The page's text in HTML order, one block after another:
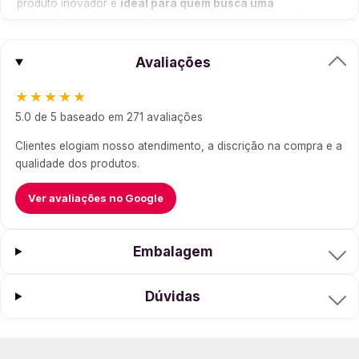
produto inovador é ideal para quem busca uma
Mais Detalhes
Desenhado para proporcionar uma estimulação
altíssima qualidade, proporcionando um toque
aveludado
. Com diversas texturas para você escolher —
SILKY, STEPPER, TWISTER, SPIDER, CLICKER e WAVY —
cada uso se transforma em uma nova e excitante
aventura!
Componentes
1 Masturbador Masculino Formato Ovo
Dimensões
Avaliações
★★★★★
5.0 de 5 baseado em 271 avaliações
Clientes elogiam nosso atendimento, a discrição na compra e a
qualidade dos produtos.
Ver avaliações no Google
Embalagem
Dúvidas